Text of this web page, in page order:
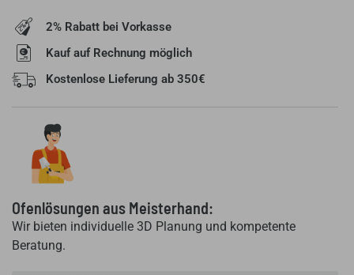
Menge
2% Rabatt bei Vorkasse
Kauf auf Rechnung möglich
Kostenlose Lieferung ab 350€
Ofenlösungen aus Meisterhand:
Wir bieten individuelle 3D Planung und kompetente
Beratung.